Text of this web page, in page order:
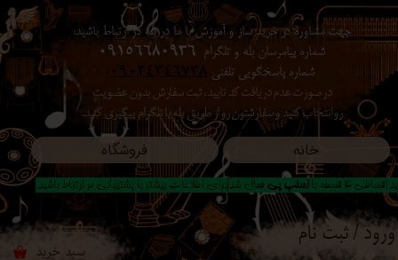
خانه فروشگاه
جهت مشاوره در خرید ساز و آموزش با ما در بله در ارتباط باشید،
شماره پیامرسان بله و تلگرام 09156680936
شماره پاسخگویی تلفنی 09024346738
در صورت عدم دریافت کد تایید ، ثبت سفارش بدون عضویت
رو انتخاب کنید ​​​​​​​ و سفارشتون رو از طریق بله یا تلگرام پیگیری کنید.
۰ سبد خرید
ورود / ثبت نام
حساب کاربری من
تغییر گذر واژه
سفارشات
خروج از حساب کاربری
اقساطی 4 قسطه با اسنپ پی فعال شد|برای اطلاعات بیشتر با پشتیبانی در ارتباط باشید..